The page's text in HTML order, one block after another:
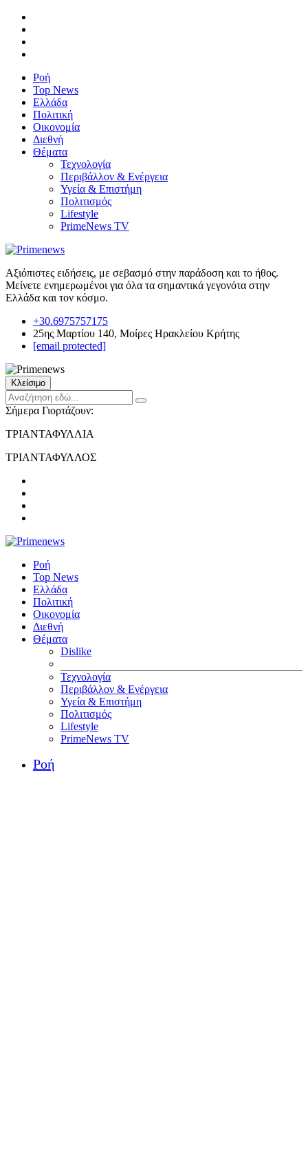
Ροή
Top News
Ελλάδα
Πολιτική
Οικονομία
Διεθνή
Θέματα
Τεχνολογία
Περιβάλλον & Ενέργεια
Υγεία & Επιστήμη
Πολιτισμός
Lifestyle
PrimeNews TV
Αξιόπιστες ειδήσεις, με σεβασμό στην παράδοση και το ήθος.
Μείνετε ενημερωμένοι για όλα τα σημαντικά γεγονότα στην
Ελλάδα και τον κόσμο.
+30.6975757175
25ης Μαρτίου 140, Μοίρες Ηρακλείου Κρήτης
[email protected]
Κλείσιμο
Σήμερα Γιορτάζουν:
ΤΡΙΑΝΤΑΦΥΛΛΙΑ
ΤΡΙΑΝΤΑΦΥΛΛΟΣ
Ροή
Top News
Ελλάδα
Πολιτική
Οικονομία
Διεθνή
Θέματα
Dislike
Τεχνολογία
Περιβάλλον & Ενέργεια
Υγεία & Επιστήμη
Πολιτισμός
Lifestyle
PrimeNews TV
Ροή